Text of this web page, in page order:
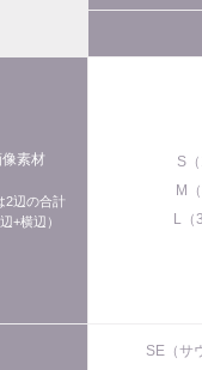
像素材
2辺の合計
辺+横辺）
S
M
L（
SE（サ